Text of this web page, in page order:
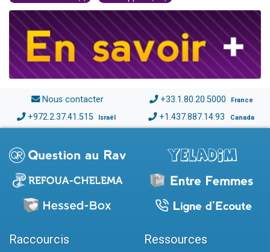
Nous contacter +33.1.80.20.5000 France
+972.2.37.41.515 Israël +1.437.887.14.93 Canada
Raccourcis Ressources